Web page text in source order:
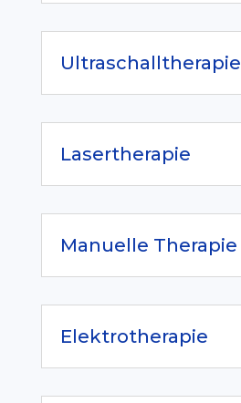
Ultraschalltherapie
Lasertherapie
Manuelle Therapie
Elektrotherapie